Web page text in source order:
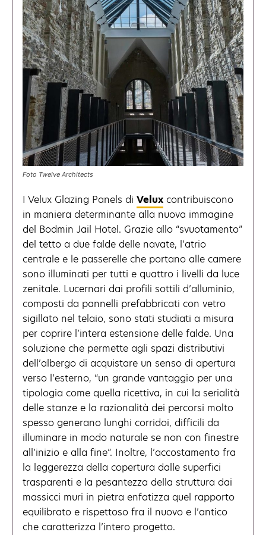
Foto Twelve Architects
I Velux Glazing Panels di Velux contribuiscono
in maniera determinante alla nuova immagine
del Bodmin Jail Hotel. Grazie allo “svuotamento”
del tetto a due falde delle navate, l’atrio
centrale e le passerelle che portano alle camere
sono illuminati per tutti e quattro i livelli da luce
zenitale. Lucernari dai profili sottili d’alluminio,
composti da pannelli prefabbricati con vetro
sigillato nel telaio, sono stati studiati a misura
per coprire l’intera estensione delle falde. Una
soluzione che permette agli spazi distributivi
dell’albergo di acquistare un senso di apertura
verso l’esterno, “un grande vantaggio per una
tipologia come quella ricettiva, in cui la serialità
delle stanze e la razionalità dei percorsi molto
spesso generano lunghi corridoi, difficili da
illuminare in modo naturale se non con finestre
all’inizio e alla fine”. Inoltre, l’accostamento fra
la leggerezza della copertura dalle superfici
trasparenti e la pesantezza della struttura dai
massicci muri in pietra enfatizza quel rapporto
equilibrato e rispettoso fra il nuovo e l’antico
che caratterizza l’intero progetto.